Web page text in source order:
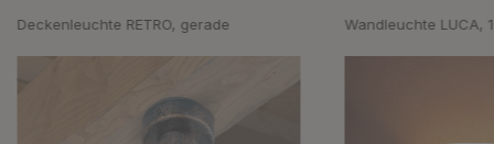
Deckenleuchte RETRO, gerade Wandleuchte LUCA,